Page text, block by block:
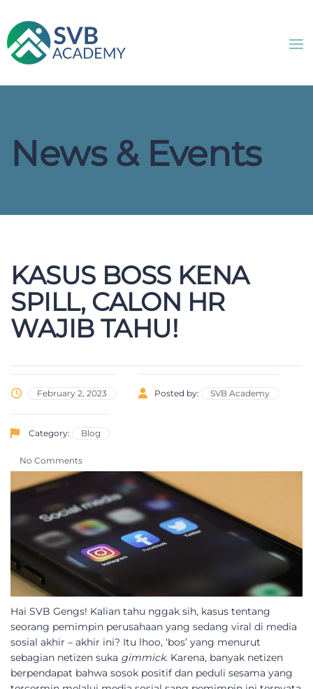
News & Events
KASUS BOSS KENA
SPILL, CALON HR
WAJIB TAHU!
February 2, 2023 Posted by: SVB Academy
Category: Blog
No Comments
Hai SVB Gengs! Kalian tahu nggak sih, kasus tentang
seorang pemimpin perusahaan yang sedang viral di media
sosial akhir – akhir ini? Itu lhoo, ‘bos’ yang menurut
sebagian netizen suka gimmick. Karena, banyak netizen
berpendapat bahwa sosok positif dan peduli sesama yang